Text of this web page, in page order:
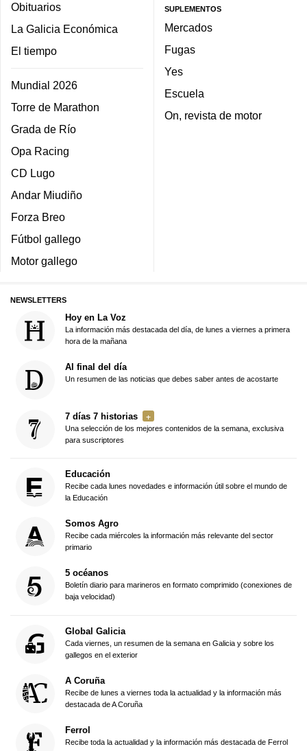
Obituarios
La Galicia Económica
El tiempo
Mundial 2026
Torre de Marathon
Grada de Río
Opa Racing
CD Lugo
Andar Miudiño
Forza Breo
Fútbol gallego
Motor gallego
SUPLEMENTOS
Mercados
Fugas
Yes
Escuela
On, revista de motor
NEWSLETTERS
Hoy en La Voz
La información más destacada del día, de lunes a viernes a primera
hora de la mañana
Al final del día
Un resumen de las noticias que debes saber antes de acostarte
7 días 7 historias
Una selección de los mejores contenidos de la semana, exclusiva
para suscriptores
Educación
Recibe cada lunes novedades e información útil sobre el mundo de
la Educación
Somos Agro
Recibe cada miércoles la información más relevante del sector
primario
5 océanos
Boletín diario para marineros en formato comprimido (conexiones de
baja velocidad)
Global Galicia
Cada viernes, un resumen de la semana en Galicia y sobre los
gallegos en el exterior
A Coruña
Recibe de lunes a viernes toda la actualidad y la información más
destacada de A Coruña
Ferrol
Recibe toda la actualidad y la información más destacada de Ferrol